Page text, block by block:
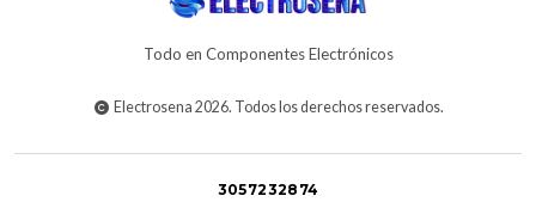
Todo en Componentes Electrónicos
Electrosena 2026. Todos los derechos reservados.
3057232874